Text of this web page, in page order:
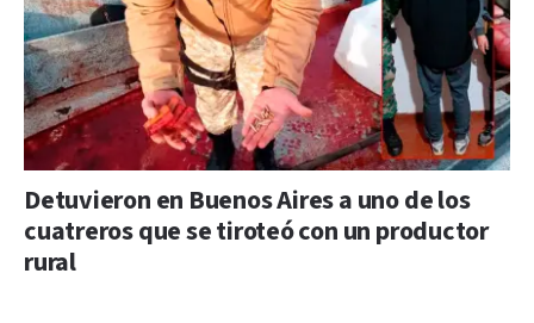
Detuvieron en Buenos Aires a uno de los
cuatreros que se tiroteó con un productor
rural